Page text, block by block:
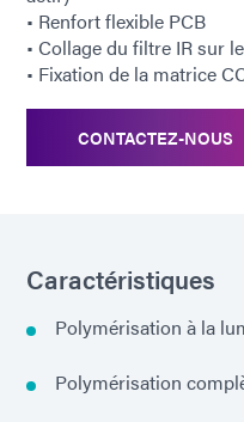
• Renfort flexible PCB
• Collage du filtre IR sur
• Fixation de la matrice
CONTACTEZ-NOUS
Caractéristiques
Polymérisation à la
Polymérisation